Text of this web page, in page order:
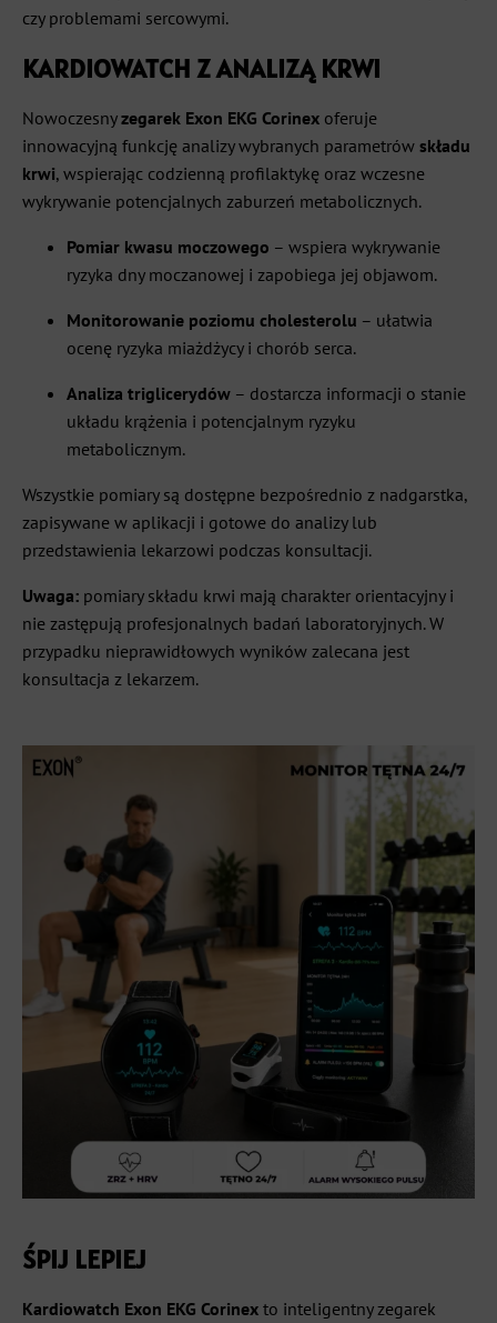
czy problemami sercowymi.
KARDIOWATCH Z ANALIZĄ KRWI
Nowoczesnyzegarek Exon EKG Corinex oferuje
innowacyjną funkcję analizy wybranych parametrów składu
krwi, wspierając codzienną profilaktykę oraz wczesne
wykrywanie potencjalnych zaburzeń metabolicznych.
Pomiar kwasu moczowego – wspiera wykrywanie
ryzyka dny moczanowej i zapobiega jej objawom.
Monitorowanie poziomu cholesterolu – ułatwia
ocenę ryzyka miażdżycy i chorób serca.
Analiza triglicerydów – dostarcza informacji o stanie
układu krążenia i potencjalnym ryzyku
metabolicznym.
Wszystkie pomiary są dostępne bezpośrednio z nadgarstka,
zapisywane w aplikacji i gotowe do analizy lub
przedstawienia lekarzowi podczas konsultacji.
Uwaga: pomiary składu krwi mają charakter orientacyjny i
nie zastępują profesjonalnych badań laboratoryjnych. W
przypadku nieprawidłowych wyników zalecana jest
konsultacja z lekarzem.
ŚPIJ LEPIEJ
Kardiowatch Exon EKG Corinex to inteligentny zegarek